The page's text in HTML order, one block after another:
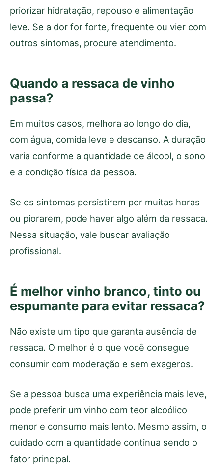
priorizar hidratação, repouso e alimentação
leve. Se a dor for forte, frequente ou vier com
outros sintomas, procure atendimento.
Quando a ressaca de vinho
passa?
Em muitos casos, melhora ao longo do dia,
com água, comida leve e descanso. A duração
varia conforme a quantidade de álcool, o sono
e a condição física da pessoa.
Se os sintomas persistirem por muitas horas
ou piorarem, pode haver algo além da ressaca.
Nessa situação, vale buscar avaliação
profissional.
É melhor vinho branco, tinto ou
espumante para evitar ressaca?
Não existe um tipo que garanta ausência de
ressaca. O melhor é o que você consegue
consumir com moderação e sem exageros.
Se a pessoa busca uma experiência mais leve,
pode preferir um vinho com teor alcoólico
menor e consumo mais lento. Mesmo assim, o
cuidado com a quantidade continua sendo o
fator principal.